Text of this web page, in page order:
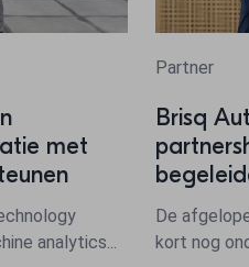
met
analytics...
Partner
Brisq
De
kort nog